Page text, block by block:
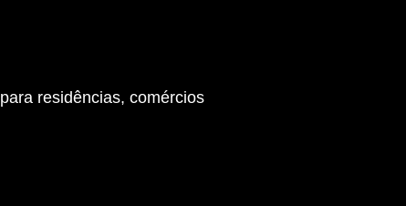
para residências, comércios